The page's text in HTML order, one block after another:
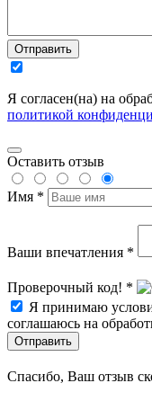
Отправить
Я согласен(на) на
политикой
Оставить отзыв
Имя *
Ваши впечатления *
Проверочный код! *
Я принимаю
соглашаюсь на
Отправить
Спасибо, Ваш отзыв